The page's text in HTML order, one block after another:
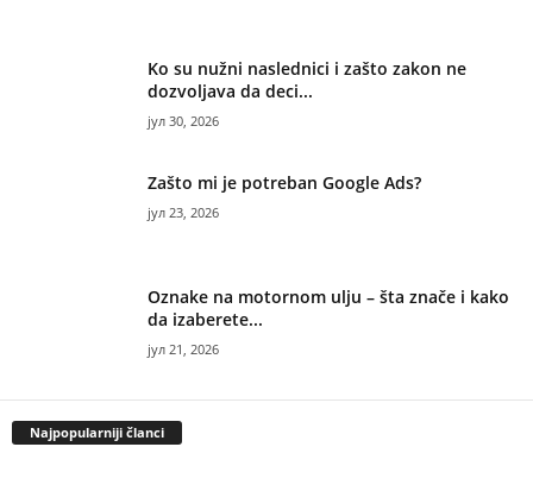
Ko su nužni naslednici i zašto zakon ne
dozvoljava da deci...
јул 30, 2026
Zašto mi je potreban Google Ads?
јул 23, 2026
Oznake na motornom ulju – šta znače i kako
da izaberete...
јул 21, 2026
Najpopularniji članci